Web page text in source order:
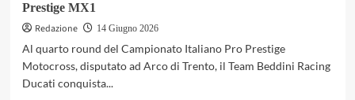
Prestige MX1
Redazione
14 Giugno 2026
Al quarto round del Campionato Italiano Pro Prestige
Motocross, disputato ad Arco di Trento, il Team Beddini Racing
Ducati conquista...